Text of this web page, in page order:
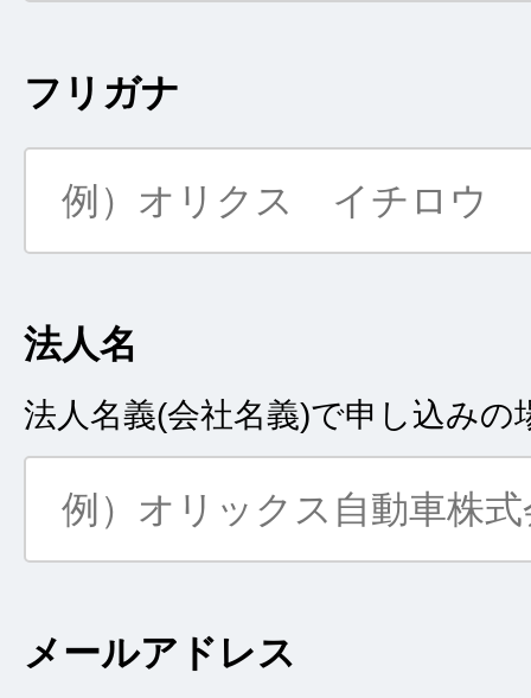
フリガナ
法人名
法人名義(会社名義)で申し込み
メールアドレス